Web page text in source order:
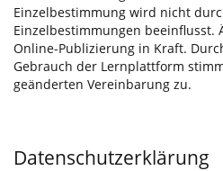
Einzelbestimmung wird nicht
Einzelbestimmungen
Online-Publizierung in Kraft.
Gebrauch der Lernplattform
geänderten Vereinbarung zu.
Datenschutzerklärung